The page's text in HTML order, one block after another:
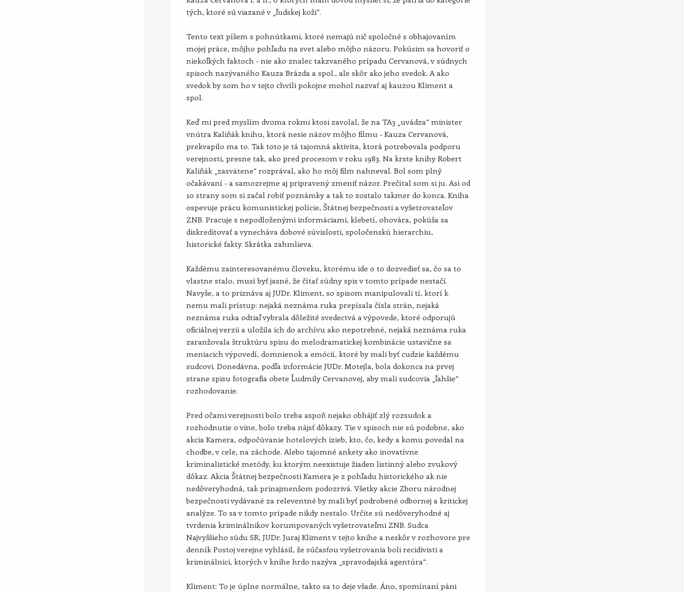
tých, ktoré sú viazané v „ľudskej koži“.
Tento text píšem s pohnútkami, ktoré nemajú nič spoločné s obhajovaním
mojej práce, môjho pohľadu na svet alebo môjho názoru. Pokúsim sa hovoriť o
niekoľkých faktoch - nie ako znalec takzvaného prípadu Cervanová, v súdnych
spisoch nazývaného Kauza Brázda a spol., ale skôr ako jeho svedok. A ako
svedok by som ho v tejto chvíli pokojne mohol nazvať aj kauzou Kliment a
spol.
Keď mi pred myslím dvoma rokmi ktosi zavolal, že na TA3 „uvádza“ minister
vnútra Kaliňák knihu, ktorá nesie názov môjho filmu - Kauza Cervanová,
prekvapilo ma to. Tak toto je tá tajomná aktivita, ktorá potrebovala podporu
verejnosti, presne tak, ako pred procesom v roku 1983. Na krste knihy Robert
Kaliňák „zasvätene“ rozprával, ako ho môj film nahneval. Bol som plný
očakávaní - a samozrejme aj pripravený zmeniť názor. Prečítal som si ju. Asi od
10 strany som si začal robiť poznámky a tak to zostalo takmer do konca. Kniha
ospevuje prácu komunistickej polície, Štátnej bezpečnosti a vyšetrovateľov
ZNB. Pracuje s nepodloženými informáciami, klebetí, ohovára, pokúša sa
diskreditovať a vynecháva dobové súvislosti, spoločenskú hierarchiu,
historické fakty. Skrátka zahmlieva.
Každému zainteresovanému človeku, ktorému ide o to dozvedieť sa, čo sa to
vlastne stalo, musí byť jasné, že čítať súdny spis v tomto prípade nestačí.
Navyše, a to priznáva aj JUDr. Kliment, so spisom manipulovali tí, ktorí k
nemu mali prístup: nejaká neznáma ruka prepísala čísla strán, nejaká
neznáma ruka odtiaľ vybrala dôležité svedectvá a výpovede, ktoré odporujú
oficiálnej verzii a uložila ich do archívu ako nepotrebné, nejaká neznáma ruka
zaranžovala štruktúru spisu do melodramatickej kombinácie ustavične sa
meniacich výpovedí, domnienok a emócií, ktoré by mali byť cudzie každému
sudcovi. Donedávna, podľa informácie JUDr. Motejla, bola dokonca na prvej
strane spisu fotografia obete Ľudmily Cervanovej, aby mali sudcovia „ľahšie“
rozhodovanie.
Pred očami verejnosti bolo treba aspoň nejako obhájiť zlý rozsudok a
rozhodnutie o vine, bolo treba nájsť dôkazy. Tie v spisoch nie sú podobne, ako
akcia Kamera, odpočúvanie hotelových izieb, kto, čo, kedy a komu povedal na
chodbe, v cele, na záchode. Alebo tajomné ankety ako inovatívne
kriminalistické metódy, ku ktorým neexistuje žiaden listinný alebo zvukový
dôkaz. Akcia Štátnej bezpečnosti Kamera je z pohľadu historického ak nie
nedôveryhodná, tak prinajmenšom podozrivá. Všetky akcie Zboru národnej
bezpečnosti vydávané za releventné by mali byť podrobené odbornej a kritickej
analýze. To sa v tomto prípade nikdy nestalo. Určite sú nedôveryhodné aj
tvrdenia kriminálnikov korumpovaných vyšetrovateľmi ZNB. Sudca
Najvyššieho súdu SR, JUDr. Juraj Kliment v tejto knihe a neskôr v rozhovore pre
denník Postoj verejne vyhlásil, že súčasťou vyšetrovania boli recidivisti a
kriminálnici, ktorých v knihe hrdo nazýva „spravodajská agentúra“.
Kliment: To je úplne normálne, takto sa to deje všade. Áno, spomínaní páni